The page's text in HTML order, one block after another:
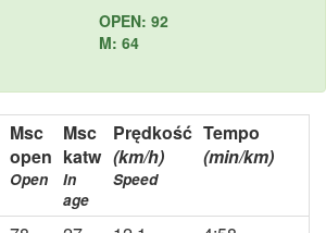
OPEN: 92
M: 64
Msc
open
Open
Msc
katw
In
age
Prędkość
(km/h)
Speed
Tempo
(min/km)